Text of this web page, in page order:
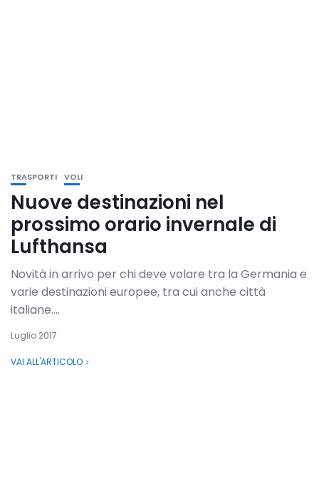
TRASPORTI VOLI
Nuove destinazioni nel
prossimo orario invernale di
Lufthansa
Novità in arrivo per chi deve volare tra la Germania e
varie destinazioni europee, tra cui anche città
italiane....
Luglio 2017
VAI ALL'ARTICOLO